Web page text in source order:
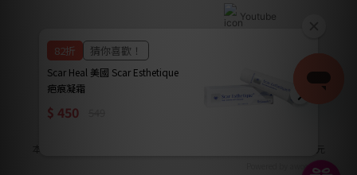
Youtube
優迪國際股份有限公司 | YODEE INTERNATIONAL CO., LTD
Powered by awoo.ai